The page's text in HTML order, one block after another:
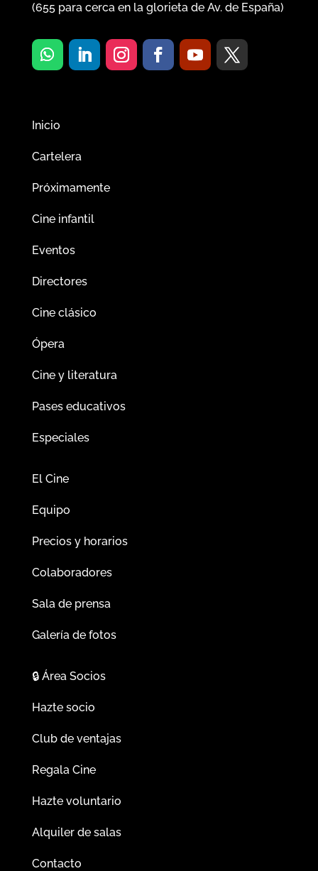
(655para cerca en la glorieta de Av. de España)
Inicio
Cartelera
Próximamente
Cine infantil
Eventos
Directores
Cine clásico
Ópera
Cine y literatura
Pases educativos
Especiales
El Cine
Equipo
Precios y horarios
Colaboradores
Sala de prensa
Galería de fotos
🔒Área Socios
Hazte socio
Club de ventajas
Regala Cine
Hazte voluntario
Alquiler de salas
Contacto